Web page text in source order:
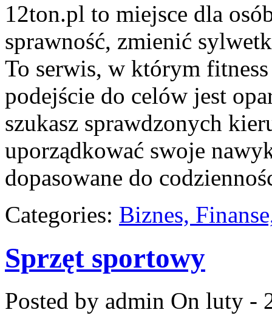
12ton.pl to miejsce dla
sprawność, zmienić
To serwis, w którym
podejście do celów jest
szukasz sprawdzonych
uporządkować swoje
dopasowane do
Categories: Biznes,
Sprzęt sportowy
Posted by admin On luty -